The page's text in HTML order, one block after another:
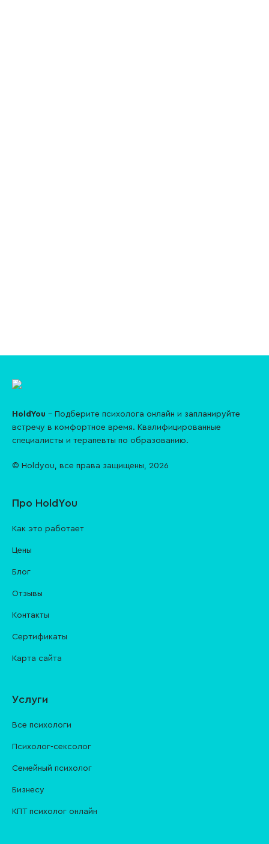
HoldYou – Подберите психолога онлайн и запланируйте
встречу в комфортное время. Квалифицированные
специалисты и терапевты по образованию.
© Holdyou, все права защищены, 2026
Про HoldYou
Как это работает
Цены
Блог
Отзывы
Контакты
Cертификаты
Карта сайта
Услуги
Все психологи
Психолог-сексолог
Семейный психолог
Бизнесу
КПТ психолог онлайн